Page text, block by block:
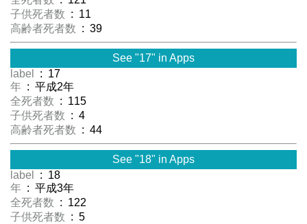
子供死者数 : 11
高齢者死者数 : 39
See "17" in Apps
label
: 17
年 : 平成2年
全死者数 : 115
子供死者数 : 4
高齢者死者数 : 44
See "18" in Apps
label
: 18
年 : 平成3年
全死者数 : 122
子供死者数 : 5